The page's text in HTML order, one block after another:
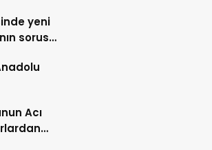
yeni
sorusu
Acı